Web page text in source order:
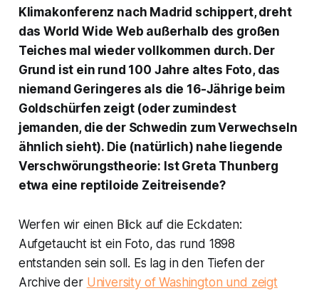
Klimakonferenz nach Madrid schippert, dreht
das World Wide Web außerhalb des großen
Teiches mal wieder vollkommen durch. Der
Grund ist ein rund 100 Jahre altes Foto, das
niemand Geringeres als die 16-Jährige beim
Goldschürfen zeigt (oder zumindest
jemanden, die der Schwedin zum Verwechseln
ähnlich sieht). Die (natürlich) nahe liegende
Verschwörungstheorie: Ist Greta Thunberg
etwa eine reptiloide Zeitreisende?
Werfen wir einen Blick auf die Eckdaten:
Aufgetaucht ist ein Foto, das rund 1898
entstanden sein soll. Es lag in den Tiefen der
Archive der University of Washington und zeigt